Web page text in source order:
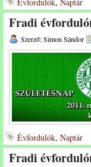
Fradi
Szerző: Simon Sándor
Évfordulók, Naptár
Fradi